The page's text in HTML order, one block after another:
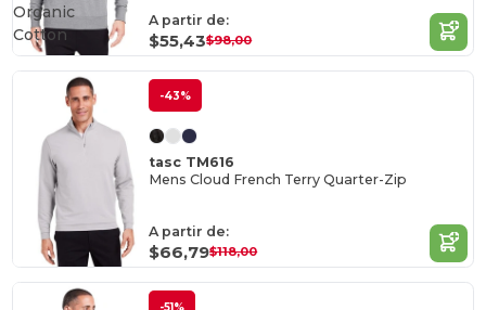
A partir de:
$55,43$98,00
Organic
Cotton
-43%
tasc TM616
Mens Cloud French Terry Quarter-Zip
A partir de:
$66,79$118,00
-51%